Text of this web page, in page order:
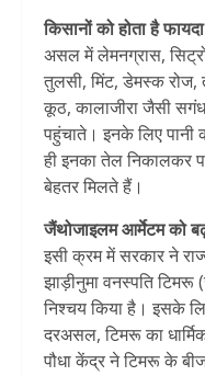
किसानों को होता है फायदा
असल में लेमनग्रास,
तुलसी, मिंट, डेमस्क रोज,
कूठ, कालाजीरा जैसी
पहुंचाते। इनके लिए
ही इनका तेल निकालकर
बेहतर मिलते हैं।
जैंथोजाइलम आर्मेटम को
इसी क्रम में सरकार ने
झाड़ीनुमा वनस्पति टिमरू
निश्चय किया है। इसके
दरअसल, टिमरू का
पौधा केंद्र ने टिमरू के